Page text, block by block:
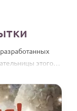
этого